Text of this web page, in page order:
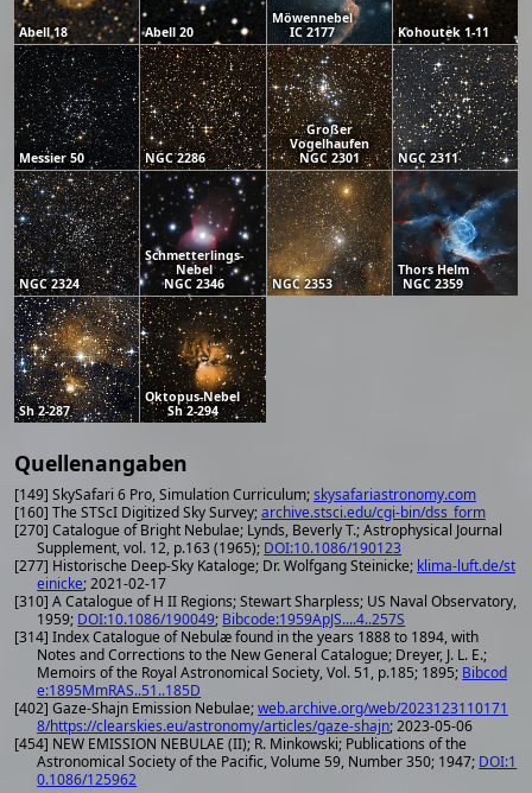
Abell 18 Abell 20
Möwennebel
IC 2177
Kohoutek 1-11
Messier 50 NGC 2286
Großer
Vogelhaufen
NGC 2301
NGC 2311
NGC 2324
Schmetterlings-
Nebel
NGC 2346
NGC 2353
Thors Helm
NGC 2359
Sh 2-287
Oktopus-Nebel
Sh 2-294
Quellenangaben
[149] SkySafari 6 Pro, Simulation Curriculum;skysafariastronomy.com
[160] The STScI Digitized Sky Survey;archive.stsci.edu/cgi-bin/dss_form
[270] Catalogue of Bright Nebulae; Lynds, Beverly T.; Astrophysical Journal
Supplement, vol. 12, p.163 (1965); DOI:10.1086/190123
[277] Historische Deep-Sky Kataloge; Dr. Wolfgang Steinicke; klima-luft.de/st
einicke; 2021-02-17
[310] A Catalogue of H II Regions; Stewart Sharpless; US Naval Observatory,
1959; DOI:10.1086/190049; Bibcode:1959ApJS....4..257S
[314] Index Catalogue of Nebulæ found in the years 1888 to 1894, with
Notes and Corrections to the New General Catalogue; Dreyer, J. L. E.;
Memoirs of the Royal Astronomical Society, Vol. 51, p.185; 1895; Bibcod
e:1895MmRAS..51..185D
[402] Gaze-Shajn Emission Nebulae;web.archive.org/web/2023123110171
8/https://clearskies.eu/astronomy/articles/gaze-shajn; 2023-05-06
[454] NEW EMISSION NEBULAE (II); R. Minkowski; Publications of the
Astronomical Society of the Pacific, Volume 59, Number 350; 1947; DOI:1
0.1086/125962